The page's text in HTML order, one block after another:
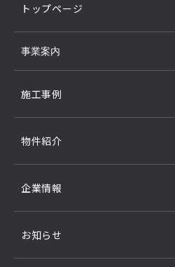
トップページ
事業案内
施工事例
物件紹介
企業情報
お知らせ